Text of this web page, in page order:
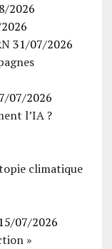
2026
31/07/2026
07/2026
l’IA ?
climatique
15/07/2026
»